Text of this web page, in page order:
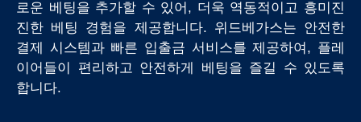
로운 베팅을 추가할 수 있어, 더욱 역동적이고 흥미진
진한 베팅 경험을 제공합니다. 위드베가스는 안전한
결제 시스템과 빠른 입출금 서비스를 제공하여, 플레
이어들이 편리하고 안전하게 베팅을 즐길 수 있도록
합니다.